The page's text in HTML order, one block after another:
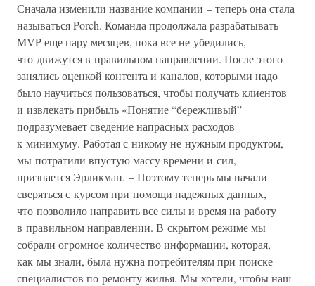
Сначала изменили название компании – теперь она стала
называться Porch. Команда продолжала разрабатывать
MVP еще пару месяцев, пока все не убедились,
что движутся в правильном направлении. После этого
занялись оценкой контента и каналов, которыми надо
было научиться пользоваться, чтобы получать клиентов
и извлекать прибыль «Понятие “бережливый”
подразумевает сведение напрасных расходов
к минимуму. Работая с никому не нужным продуктом,
мы потратили впустую массу времени и сил, –
признается Эрликман. – Поэтому теперь мы начали
сверяться с курсом при помощи надежных данных,
что позволило направить все силы и время на работу
в правильном направлении. В скрытом режиме мы
собрали огромное количество информации, которая,
как мы знали, была нужна потребителям при поиске
специалистов по ремонту жилья. Мы хотели, чтобы наш